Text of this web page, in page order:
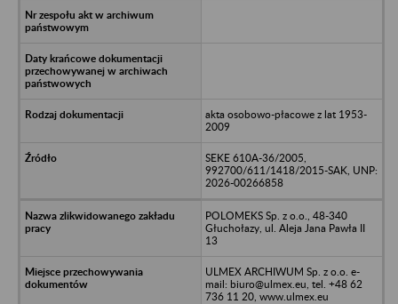
akta osobowo-płacowe z lat 1953-
2009
SEKE 610A-36/2005,
992700/611/1418/2015-SAK, UNP:
2026-00266858
POLOMEKS Sp. z o.o., 48-340
Głuchołazy, ul. Aleja Jana Pawła II
13
ULMEX ARCHIWUM Sp. z o.o. e-
mail: biuro@ulmex.eu, tel. +48 62
736 11 20, www.ulmex.eu